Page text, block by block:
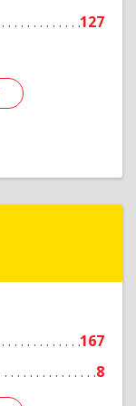
127
Подробнее
167
8
Подробнее